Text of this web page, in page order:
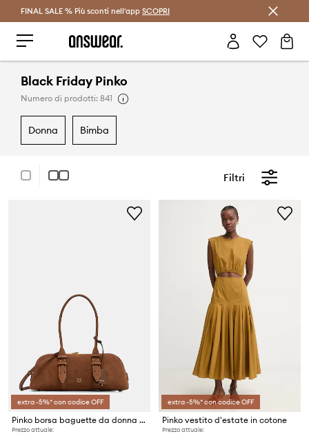
Risparmia con Answear Club >
FINAL SALE % Più sconti nell'app SCOPRI
Black Friday Pinko
Numero di prodotti: 841
donna bimba
Filtri
extra -5%* con codice OFF
Pinko borsa baguette da donna in camoscio
Prezzo attuale:
extra -5%* con codice OFF
Pinko vestito d'estate in cotone
Prezzo attuale: